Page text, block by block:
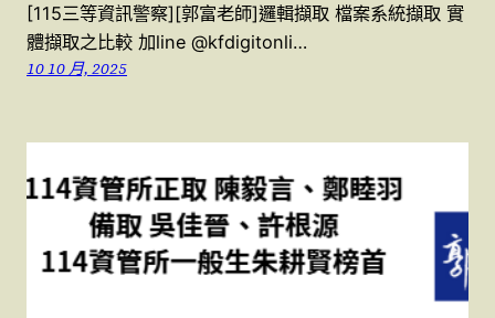
[115三等資訊警察][郭富老師]邏輯擷取 檔案系統擷取 實
體擷取之比較 加line @kfdigitonli…
10 10 月, 2025